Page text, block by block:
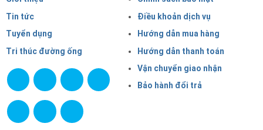
Tin tức
Tuyển dụng
Tri thúc đường ống
Điều khoản dịch vụ
Hướng dẫn mua hàng
Hướng dẫn thanh toán
Vận chuyển giao nhận
Bảo hành đổi trả